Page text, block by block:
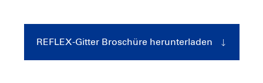
REFLEX-Gitter Broschüre herunterladen